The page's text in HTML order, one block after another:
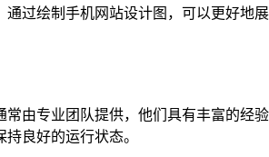
过绘制手机网站设计图，可以更好地
常由专业团队提供，他们具有丰富的经
良好的运行状态。